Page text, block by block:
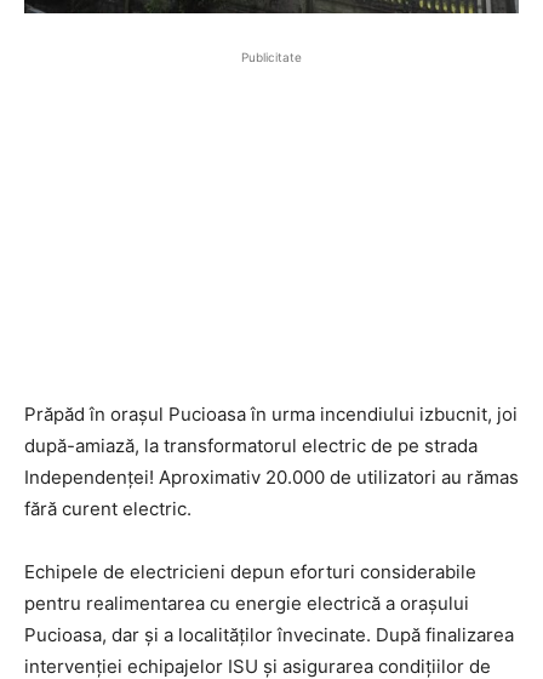
Publicitate
Prăpăd în orașul Pucioasa în urma incendiului izbucnit, joi
după-amiază, la transformatorul electric de pe strada
Independenței! Aproximativ 20.000 de utilizatori au rămas
fără curent electric.
Echipele de electricieni depun eforturi considerabile
pentru realimentarea cu energie electrică a orașului
Pucioasa, dar și a localităților învecinate. După finalizarea
intervenției echipajelor ISU și asigurarea condițiilor de